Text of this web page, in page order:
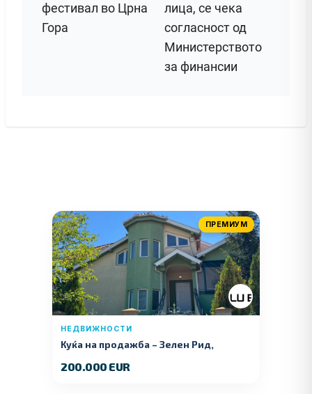
фестивал во Црна
Гора
лица, се чека
согласност од
Министерството
за финансии
ПРЕМИУМ
НЕДВИЖНОСТИ
Куќа на продажба – Зелeн Рид,
200.000 EUR